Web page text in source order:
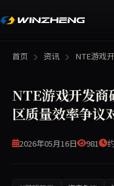
首页 资讯 NTE游戏
NTE游戏开发商
区质量效率争议
2026年05月16日 981